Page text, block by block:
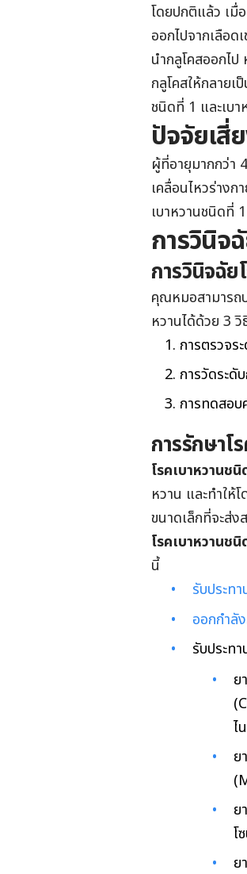
โดยปกติแล้ว เมื่
ออกไปจากเลือ
นำกลูโคสออกไ
กลูโคสให้กลายเ
ชนิดที่ 1 และเบ
ปัจจัยเสี่
ผู้ที่อายุมากกว่า
เคลื่อนไหวร่างก
เบาหวานชนิดที่
การวินิจ
การวินิจฉัย
คุณหมอสามารถ
หวานได้ด้วย 3
การตรวจ
การวัดระ
การทดสอ
การรักษาโ
โรคเบาหวานชนิ
หวาน และทำใ
ขนาดเล็กที่จะส่
โรคเบาหวานช
นี้
รับประท
ออกกำลั
รับประท
ย
ไ
ย
ย
โ
ย